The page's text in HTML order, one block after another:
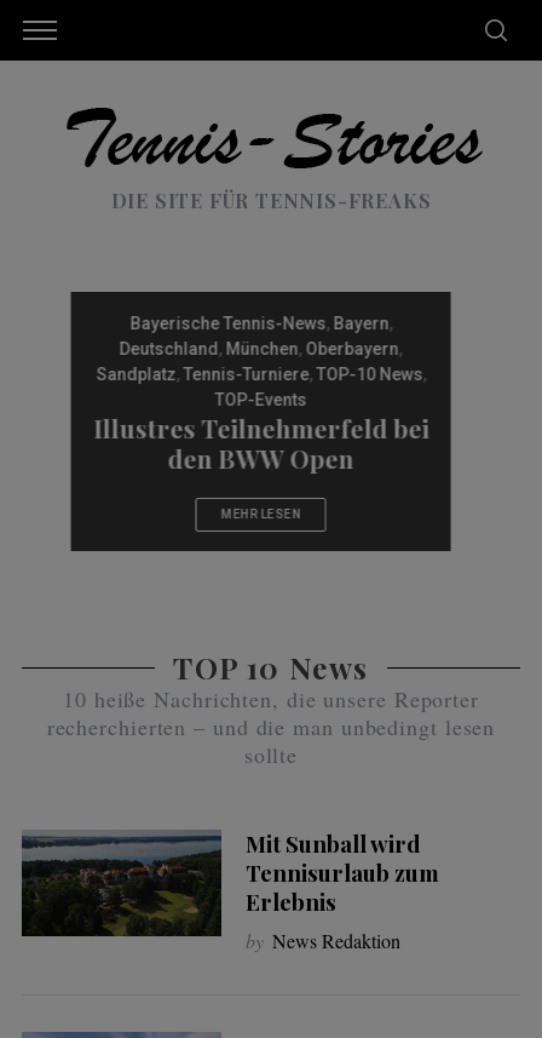
DIE SITE FÜR TENNIS-FREAKS
Bayerische Tennis-News,Bayern,Events &
Termine,München,Sandplatz,Tennis-
Turniere,TOP-10 News
Sieben Finalisten der letzten
Jahre starten bei den BMW
Open by American Express
MEHR LESEN
TOP 10 News
10 heiße Nachrichten, die unsere Reporter
recherchierten – und die man unbedingt lesen
sollte
Mit Sunball wird
Tennisurlaub zum
Erlebnis
by News Redaktion